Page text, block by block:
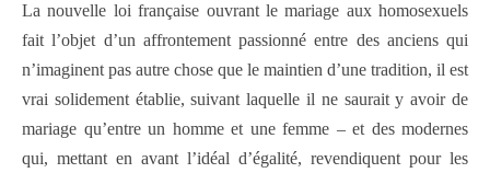
La nouvelle loi française ouvrant le mariage aux homosexuels
fait l’objet d’un affrontement passionné entre des anciens qui
n’imaginent pas autre chose que le maintien d’une tradition, il est
vrai solidement établie, suivant laquelle il ne saurait y avoir de
mariage qu’entre un homme et une femme – et des modernes
qui, mettant en avant l’idéal d’égalité, revendiquent pour les